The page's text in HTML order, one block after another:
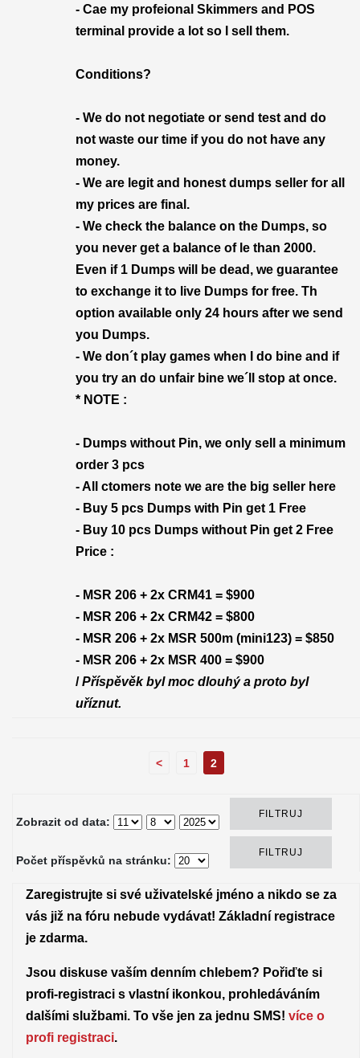
- Cae my profeional Skimmers and POS
terminal provide a lot so I sell them.
Conditions?
- We do not negotiate or send test and do
not waste our time if you do not have any
money.
- We are legit and honest dumps seller for all
my prices are final.
- We check the balance on the Dumps, so
you never get a balance of le than 2000.
Even if 1 Dumps will be dead, we guarantee
to exchange it to live Dumps for free. Th
option available only 24 hours after we send
you Dumps.
- We don´t play games when I do bine and if
you try an do unfair bine we´ll stop at once.
* NOTE :
- Dumps without Pin, we only sell a minimum
order 3 pcs
- All ctomers note we are the big seller here
- Buy 5 pcs Dumps with Pin get 1 Free
- Buy 10 pcs Dumps without Pin get 2 Free
Price :
- MSR 206 + 2x CRM41 = $900
- MSR 206 + 2x CRM42 = $800
- MSR 206 + 2x MSR 500m (mini123) = $850
- MSR 206 + 2x MSR 400 = $900
/Příspěvěk byl moc dlouhý a proto byl
uříznut.
< 1 2
Zobrazit od data:
Počet příspěvků na stránku:
Zaregistrujte si své uživatelské jméno a nikdo se za
vás již na fóru nebude vydávat! Základní registrace
je zdarma.
Jsou diskuse vaším denním chlebem? Pořiďte si
profi-registraci s vlastní ikonkou, prohledáváním
dalšími službami. To vše jen za jednu SMS! více o
profi registraci.